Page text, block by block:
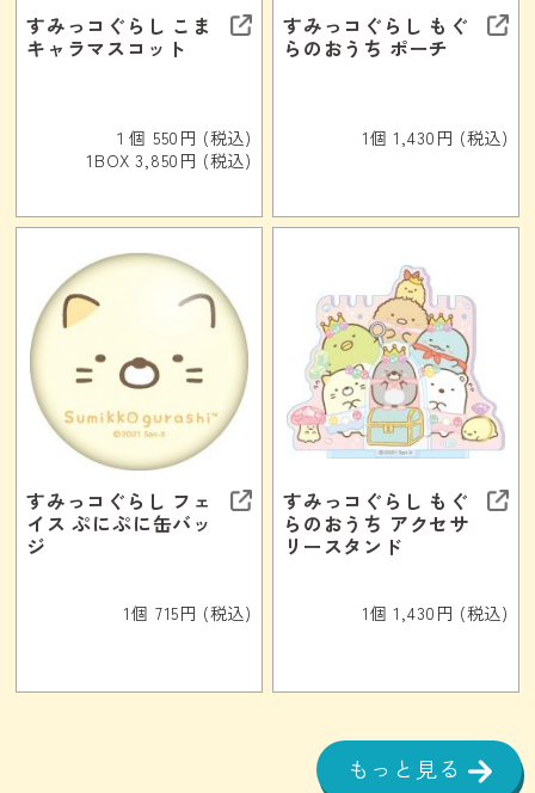
すみっコぐらし こま
キャラマスコット
１個 550円 (税込)
1BOX 3,850円 (税込)
すみっコぐらし もぐ
らのおうち ポーチ
1個 1,430円 (税込)
すみっコぐらし フェ
イス ぷにぷに缶バッ
ジ
1個 715円 (税込)
すみっコぐらし もぐ
らのおうち アクセサ
リースタンド
1個 1,430円 (税込)
もっと見る